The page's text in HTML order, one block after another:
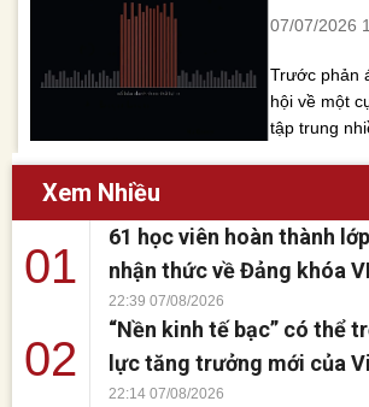
toàn bộ dữ
bất thường
07/07/2026
Trước phản
hội về một
tập trung
đầu, cơ
chưa phát
thường.
Xem Nhiều
01
61 học viên hoàn thành
nhận thức về Đảng khóa VI
22:39 07/08/2026
02
“Nền kinh tế bạc” có thể
lực tăng trưởng mới của
22:14 07/08/2026